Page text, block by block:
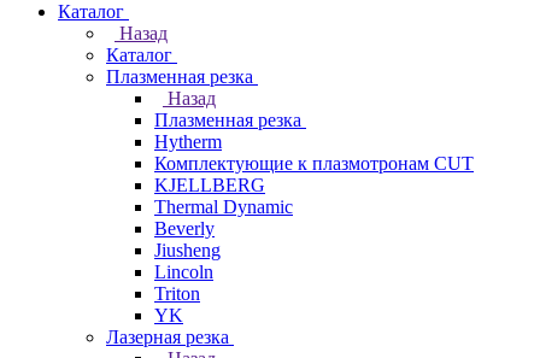
Каталог
Назад
Каталог
Плазменная резка
Назад
Плазменная резка
Hytherm
Комплектующие к плазмотронам CUT
KJELLBERG
Thermal Dynamic
Beverly
Jiusheng
Lincoln
Triton
YK
Лазерная резка